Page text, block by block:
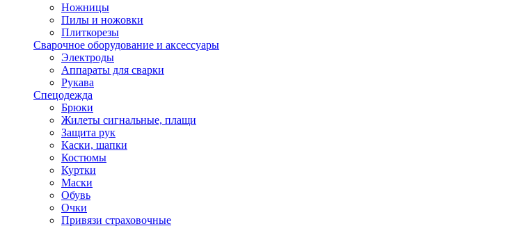
Ножницы
Пилы и ножовки
Плиткорезы
Сварочное оборудование и аксессуары
Электроды
Аппараты для сварки
Рукава
Спецодежда
Брюки
Жилеты сигнальные, плащи
Защита рук
Каски, шапки
Костюмы
Куртки
Маски
Обувь
Очки
Привязи страховочные